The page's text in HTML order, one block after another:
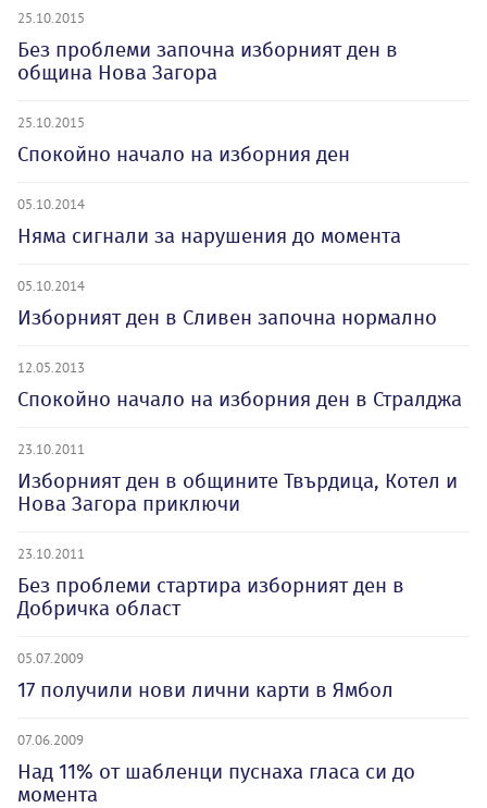
25.10.2015
Без проблеми започна изборният ден в
община Нова Загора
25.10.2015
Спокойно начало на изборния ден
05.10.2014
Няма сигнали за нарушения до момента
05.10.2014
Изборният ден в Сливен започна нормално
12.05.2013
Спокойно начало на изборния ден в Стралджа
23.10.2011
Изборният ден в общините Твърдица, Котел и
Нова Загора приключи
23.10.2011
Без проблеми стартира изборният ден в
Добричка област
05.07.2009
17 получили нови лични карти в Ямбол
07.06.2009
Над 11% от шабленци пуснаха гласа си до
момента